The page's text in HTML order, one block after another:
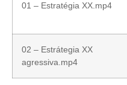
01 – Estratégia XX.mp4
02 – Estrátegia XX
agressiva.mp4